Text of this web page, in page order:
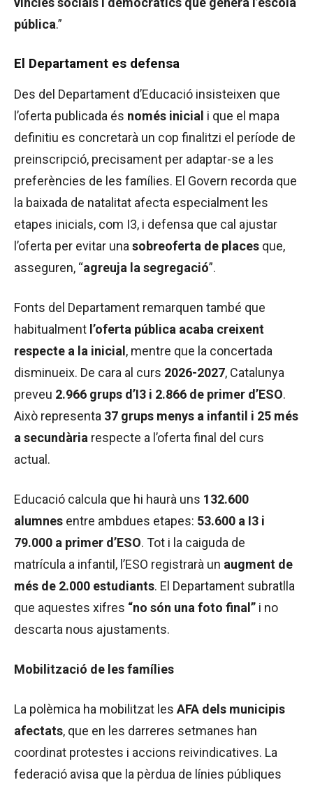
pública.”
El Departament es defensa
Des del Departament d’Educació insisteixen que
l’oferta publicada és només inicial i que el mapa
definitiu es concretarà un cop finalitzi el període de
preinscripció, precisament per adaptar-se a les
preferències de les famílies. El Govern recorda que
la baixada de natalitat afecta especialment les
etapes inicials, com I3, i defensa que cal ajustar
l’oferta per evitar una sobreoferta de places que,
asseguren, “agreuja la segregació”.
Fonts del Departament remarquen també que
habitualment l’oferta pública acaba creixent
respecte a la inicial , mentre que la concertada
disminueix. De cara al curs 2026-2027, Catalunya
preveu 2.966 grups d’I3 i 2.866 de primer d’ESO.
Això representa 37 grups menys a infantil i 25 més
a secundària respecte a l’oferta final del curs
actual.
Educació calcula que hi haurà uns 132.600
alumnes entre ambdues etapes: 53.600 a I3 i
79.000 a primer d’ESO. Tot i la caiguda de
matrícula a infantil, l’ESO registrarà un augment de
més de 2.000 estudiants. El Departament subratlla
que aquestes xifres “no són una foto final” i no
descarta nous ajustaments.
Mobilització de les famílies
La polèmica ha mobilitzat les AFA dels municipis
afectats, que en les darreres setmanes han
coordinat protestes i accions reivindicatives. La
federació avisa que la pèrdua de línies públiques